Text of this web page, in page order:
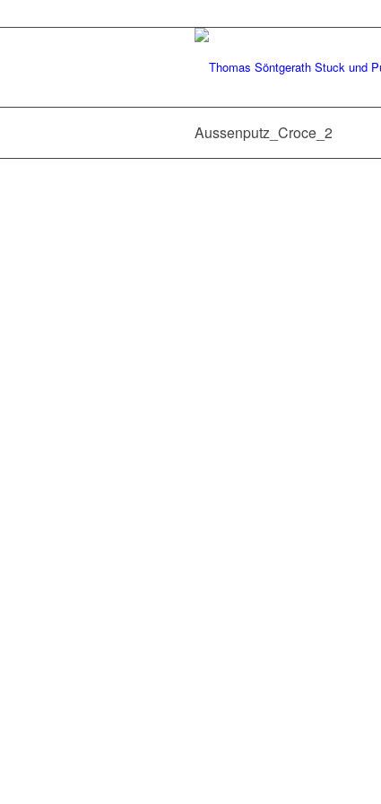
Aussenputz_Croce_2